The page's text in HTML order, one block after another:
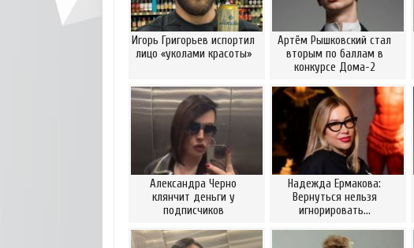
Игорь Григорьев испортил
лицо «уколами красоты»
Артём Рышковский стал
вторым по баллам в
конкурсе Дома-2
Александра Черно
клянчит деньги у
подписчиков
Надежда Ермакова:
Вернуться нельзя
игнорировать…